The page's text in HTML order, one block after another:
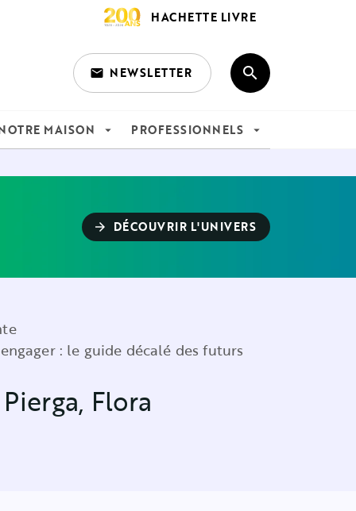
HACHETTE LIVRE
email NEWSLETTER search
MAISON arrow_drop_down PROFESSIONNELS arrow_drop_down
arrow_forward DÉCOUVRIR L'UNIVERS
: le guide décalé des futurs
, Flora